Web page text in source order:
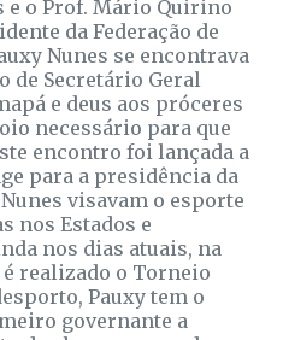
e o Prof. Mário Quirino
da Federação de
Nunes se encontrava
de Secretário Geral
e deus aos próceres
necessário para que
encontro foi lançada a
para a presidência da
Nunes visavam o esporte
nos Estados e
nos dias atuais, na
realizado o Torneio
Pauxy tem o
governante a